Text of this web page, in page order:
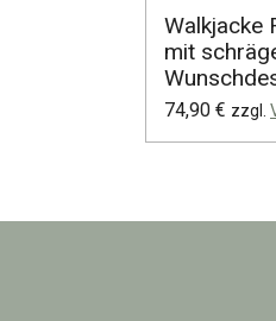
Walkjacke
mit
74,90 € zzgl.